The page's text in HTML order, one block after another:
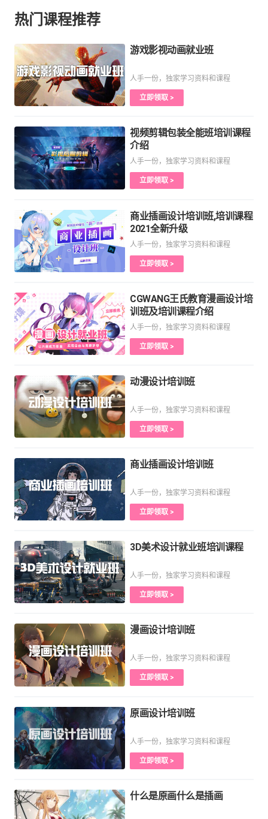
热门课程推荐
游戏影视动画就业班
人手一份，独家学习资料和课程
立即领取 >
视频剪辑包装全能班培训课程
介绍
人手一份，独家学习资料和课程
立即领取 >
商业插画设计培训班,培训课程
2021全新升级
人手一份，独家学习资料和课程
立即领取 >
CGWANG王氏教育漫画设计培
训班及培训课程介绍
人手一份，独家学习资料和课程
立即领取 >
动漫设计培训班
人手一份，独家学习资料和课程
立即领取 >
商业插画设计培训班
人手一份，独家学习资料和课程
立即领取 >
3D美术设计就业班培训课程
人手一份，独家学习资料和课程
立即领取 >
漫画设计培训班
人手一份，独家学习资料和课程
立即领取 >
原画设计培训班
人手一份，独家学习资料和课程
立即领取 >
什么是原画什么是插画